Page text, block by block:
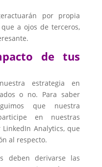
por propia
a ojos de terceros,
de tus
estrategia en
o no. Para saber
que nuestra
en nuestras
Analytics, que
al respecto.
deben derivarse las